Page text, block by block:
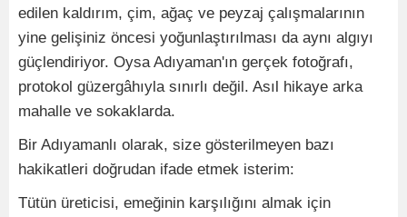
edilen kaldırım, çim, ağaç ve peyzaj çalışmalarının
yine gelişiniz öncesi yoğunlaştırılması da aynı algıyı
güçlendiriyor. Oysa Adıyaman'ın gerçek fotoğrafı,
protokol güzergâhıyla sınırlı değil. Asıl hikaye arka
mahalle ve sokaklarda.
Bir Adıyamanlı olarak, size gösterilmeyen bazı
hakikatleri doğrudan ifade etmek isterim:
Tütün üreticisi, emeğinin karşılığını almak için